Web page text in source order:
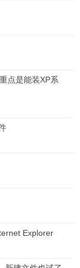
点是能装XP系
Explorer